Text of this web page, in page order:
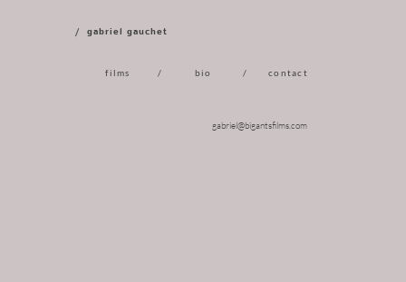
/ gabriel gauchet
films / bio / contact
gabriel@bigantsfilms.com